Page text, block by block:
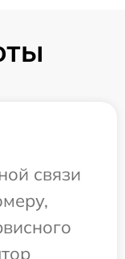
связи